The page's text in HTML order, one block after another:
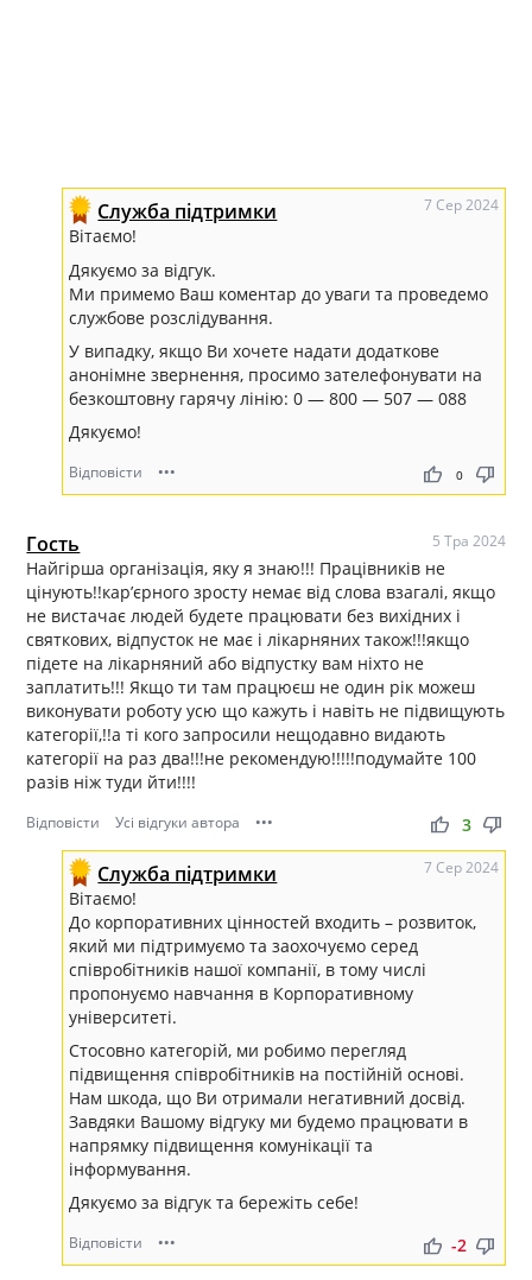
Служба підтримки 7 Сер 2024
Вітаємо!
Дякуємо за відгук.
Ми примемо Ваш коментар до уваги та проведемо
службове розслідування.
У випадку, якщо Ви хочете надати додаткове
анонімне звернення, просимо зателефонувати на
безкоштовну гарячу лінію: 0 — 800 — 507 — 088
Дякуємо!
Відповісти ••• thumb_up thumb_down
0
Гость 5 Тра 2024
Найгірша організація, яку я знаю!!! Працівників не
цінують!!кар’єрного зросту немає від слова взагалі, якщо
не вистачає людей будете працювати без вихідних і
святкових, відпусток не має і лікарняних також!!!якщо
підете на лікарняний або відпустку вам ніхто не
заплатить!!! Якщо ти там працюєш не один рік можеш
виконувати роботу усю що кажуть і навіть не підвищують
категорії,!!а ті кого запросили нещодавно видають
категорії на раз два!!!не рекомендую!!!!!подумайте 100
разів ніж туди йти!!!!
Відповісти Усі відгуки автора ••• thumb_up thumb_down
3
Служба підтримки 7 Сер 2024
Вітаємо!
До корпоративних цінностей входить – розвиток,
який ми підтримуємо та заохочуємо серед
співробітників нашої компанії, в тому числі
пропонуємо навчання в Корпоративному
університеті.
Стосовно категорій, ми робимо перегляд
підвищення співробітників на постійній основі.
Нам шкода, що Ви отримали негативний досвід.
Завдяки Вашому відгуку ми будемо працювати в
напрямку підвищення комунікації та
інформування.
Дякуємо за відгук та бережіть себе!
Відповісти ••• thumb_up thumb_down
-2